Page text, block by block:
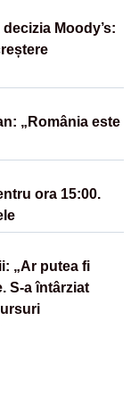
Moody’s:
„România este
ora 15:00.
„Ar putea fi
S-a întârziat